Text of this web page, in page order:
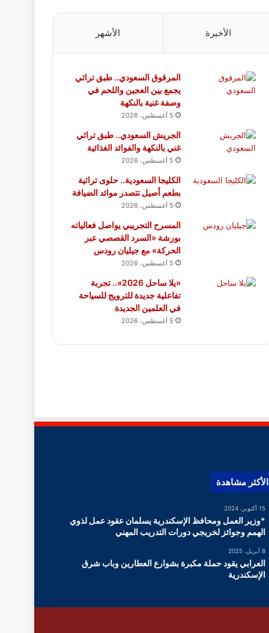
الأخيرة الأشهر
المرقوق السعودي.. طبق تراثي
يجمع بين العجين واللحم في
وصفة غنية بالنكهة
5 أغسطس، 2026
الجريش السعودي.. طبق تراثي
غني بالنكهة والفوائد الغذائية
5 أغسطس، 2026
الكليجا السعودية.. حلوى تراثية
بطعم أصيل تتصدر موائد الضيافة
5 أغسطس، 2026
المسرح التجريبي يواصل فعالياته
بورشة «السرد القصصي عبر
الحركة» مع جيليان رودس
5 أغسطس، 2026
«يلا ساحل 2026».. تجربة
تفاعلية جديدة للترويج للسياحة
في العلمين الجديدة
5 أغسطس، 2026
الأكثر مشاهدة
15 أكتوبر، 2024
*وزير العمل ومحافظ الإسكندرية يسلمان عقود عمل لذوي
الهمم وجوائز لخريجي دورات التدريب المهني
8 أبريل، 2025
العرابي يقود حملة مكبرة بشوارع العطارين وباب شرق
الإسكندرية